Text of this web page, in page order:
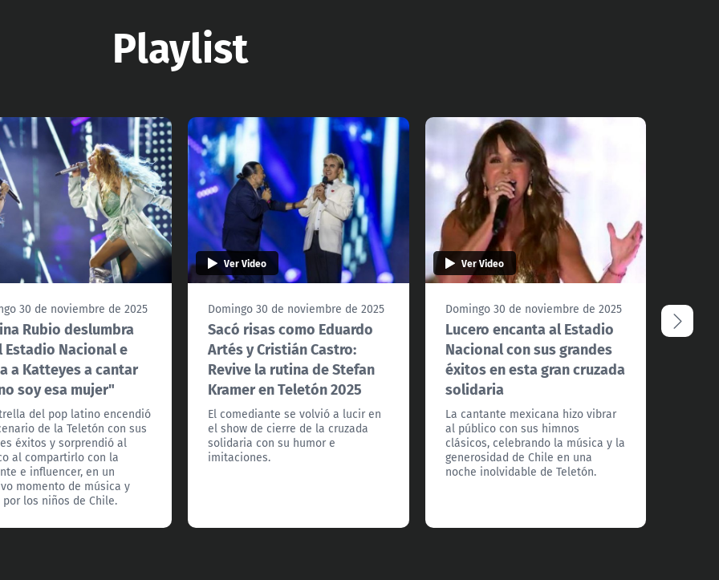
Playlist
30 de noviembre de 2025
Rubio deslumbra
Estadio Nacional e
a Katteyes a cantar
soy esa mujer"
del pop latino encendió
de la Teletón con sus
éxitos y sorprendió al
al compartirlo con la
e influencer, en un
momento de música y
por los niños de Chile.
Ver Video
Domingo 30 de noviembre de 2025
Sacó risas como Eduardo
Artés y Cristián Castro:
Revive la rutina de Stefan
Kramer en Teletón 2025
El comediante se volvió a lucir en
el show de cierre de la cruzada
solidaria con su humor e
imitaciones.
Ver Video
Domingo 30 de noviembre de 2025
Lucero encanta al Estadio
Nacional con sus grandes
éxitos en esta gran cruzada
solidaria
La cantante mexicana hizo vibrar
al público con sus himnos
clásicos, celebrando la música y la
generosidad de Chile en una
noche inolvidable de Teletón.